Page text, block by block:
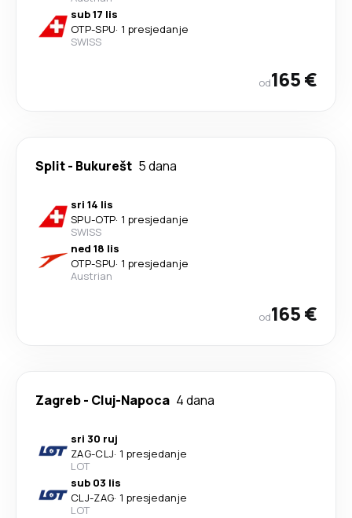
sub 17 lis
OTP-SPU· 1 presjedanje
SWISS
od165 €
Split- Bukurešt 5 dana
sri 14 lis
SPU-OTP· 1 presjedanje
SWISS
ned 18 lis
OTP-SPU· 1 presjedanje
Austrian
od165 €
Zagreb- Cluj-Napoca 4 dana
sri 30 ruj
ZAG-CLJ· 1 presjedanje
LOT
sub 03 lis
CLJ-ZAG· 1 presjedanje
LOT